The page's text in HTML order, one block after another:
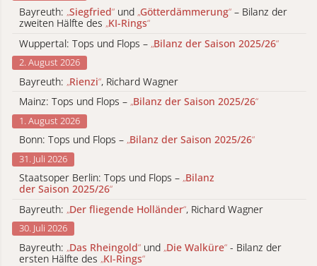
Bayreuth: „Siegfried“ und „Götterdämmerung“ – Bilanz der
zweiten Hälfte des „KI-Rings“
Wuppertal: Tops und Flops – „Bilanz der Saison 2025/26“
2. August 2026
Bayreuth: „Rienzi“, Richard Wagner
Mainz: Tops und Flops – „Bilanz der Saison 2025/26“
1. August 2026
Bonn: Tops und Flops – „Bilanz der Saison 2025/26“
31. Juli 2026
Staatsoper Berlin: Tops und Flops – „Bilanz
der Saison 2025/26“
Bayreuth: „Der fliegende Holländer“, Richard Wagner
30. Juli 2026
Bayreuth: „Das Rheingold“ und „Die Walküre“ - Bilanz der
ersten Hälfte des „KI-Rings“